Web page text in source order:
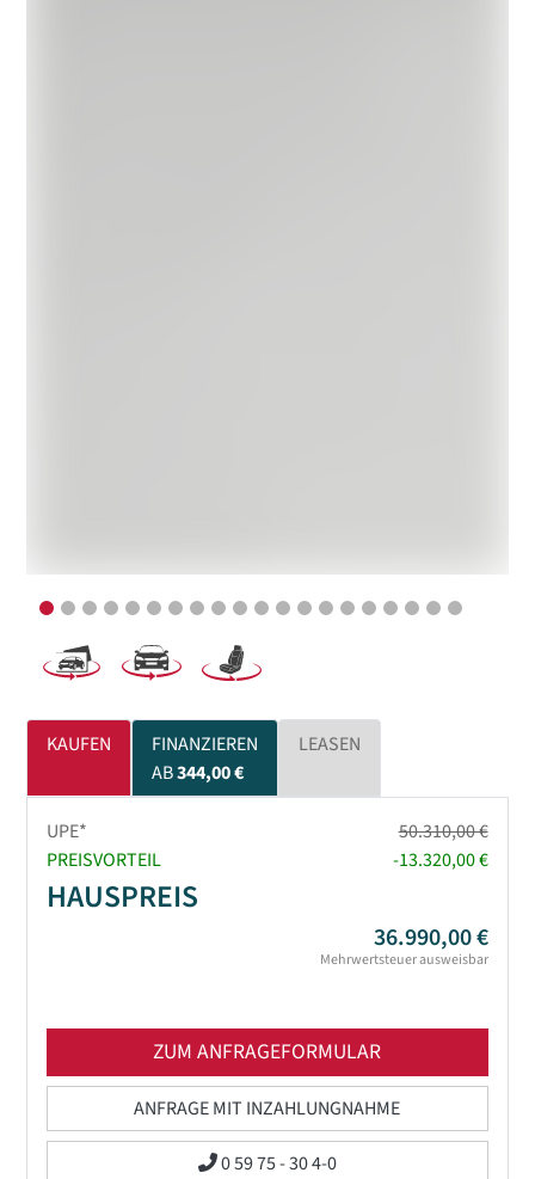
KAUFEN
FINANZIEREN
AB344,00 €
LEASEN
UPE*
50.310,00 €
PREISVORTEIL
-13.320,00 €
HAUSPREIS
36.990,00 €
Mehrwertsteuer ausweisbar
ZUM ANFRAGEFORMULAR
ANFRAGE MIT INZAHLUNGNAHME
0 59 75 - 30 4-0